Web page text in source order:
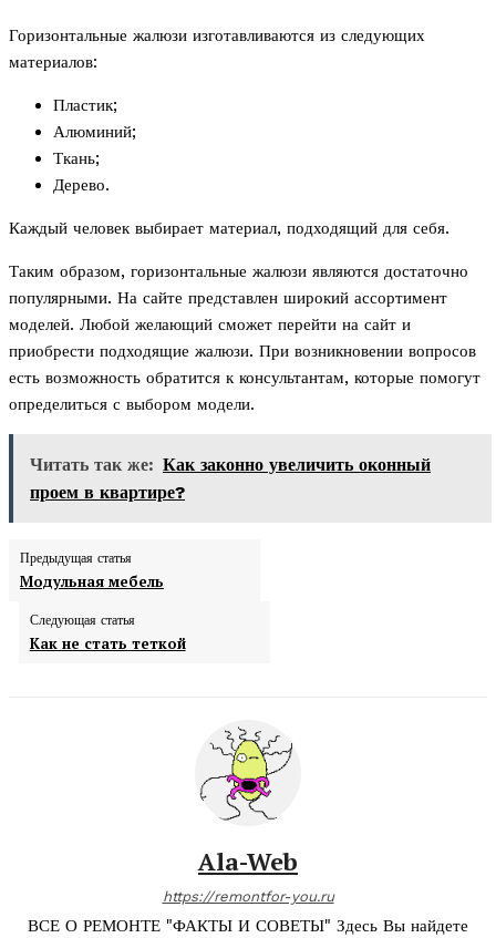
Горизонтальные жалюзи изготавливаются из следующих
материалов:
Пластик;
Алюминий;
Ткань;
Дерево.
Каждый человек выбирает материал, подходящий для себя.
Таким образом, горизонтальные жалюзи являются достаточно
популярными. На сайте представлен широкий ассортимент
моделей. Любой желающий сможет перейти на сайт и
приобрести подходящие жалюзи. При возникновении вопросов
есть возможность обратится к консультантам, которые помогут
определиться с выбором модели.
Читать так же: Как законно увеличить оконный
проем в квартире?
Предыдущая статья
Модульная мебель
Следующая статья
Как не стать теткой
Ala-Web
https://remontfor-you.ru
ВСЕ О РЕМОНТЕ "ФАКТЫ И СОВЕТЫ" Здесь Вы найдете